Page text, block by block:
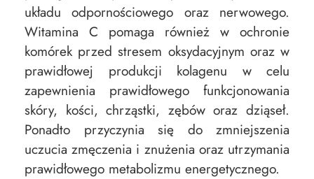
układu odpornościowego oraz nerwowego.
Witamina C pomaga również w ochronie
komórek przed stresem oksydacyjnym oraz w
prawidłowej produkcji kolagenu w celu
zapewnienia prawidłowego funkcjonowania
skóry, kości, chrząstki, zębów oraz dziąseł.
Ponadto przyczynia się do zmniejszenia
uczucia zmęczenia i znużenia oraz utrzymania
prawidłowego metabolizmu energetycznego.